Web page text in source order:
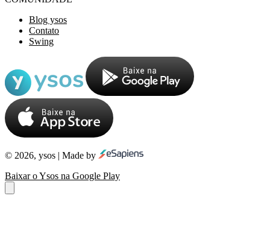
Blog ysos
Contato
Swing
© 2026, ysos | Made by
Baixar o Ysos na Google Play